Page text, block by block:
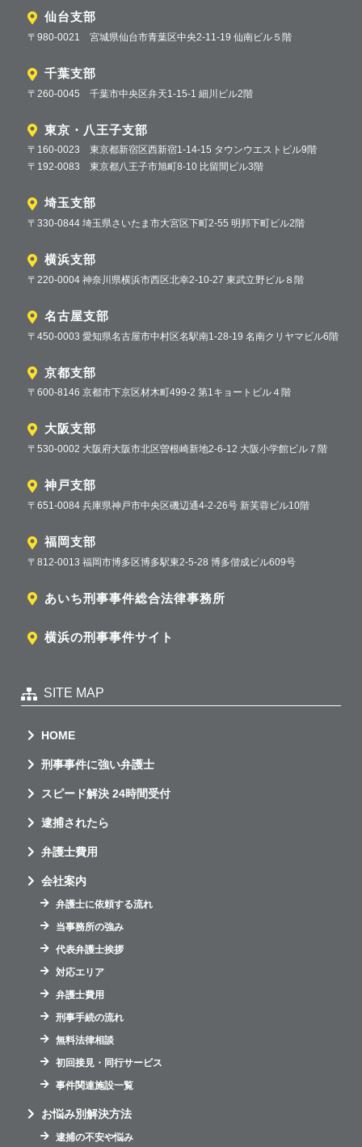
仙台支部
〒980-0021 宮城県仙台市青葉区中央2-11-19 仙南ビル５階
千葉支部
〒260-0045 千葉市中央区弁天1-15-1 細川ビル2階
東京・八王子支部
〒160-0023 東京都新宿区西新宿1-14-15 タウンウエストビル9階
〒192-0083 東京都八王子市旭町8-10 比留間ビル3階
埼玉支部
〒330-0844 埼玉県さいたま市大宮区下町2-55 明邦下町ビル2階
横浜支部
〒220-0004 神奈川県横浜市西区北幸2-10-27 東武立野ビル８階
名古屋支部
〒450-0003 愛知県名古屋市中村区名駅南1-28-19 名南クリヤマビル6階
京都支部
〒600-8146 京都市下京区材木町499-2 第1キョートビル４階
大阪支部
〒530-0002 大阪府大阪市北区曽根崎新地2-6-12 大阪小学館ビル７階
神戸支部
〒651-0084 兵庫県神戸市中央区磯辺通4-2-26号 新芙蓉ビル10階
福岡支部
〒812-0013 福岡市博多区博多駅東2-5-28 博多偕成ビル609号
あいち刑事事件総合法律事務所
横浜の刑事事件サイト
SITE MAP
HOME
刑事事件に強い弁護士
スピード解決 24時間受付
逮捕されたら
弁護士費用
会社案内
弁護士に依頼する流れ
当事務所の強み
代表弁護士挨拶
対応エリア
弁護士費用
刑事手続の流れ
無料法律相談
初回接見・同行サービス
事件関連施設一覧
お悩み別解決方法
逮捕の不安や悩み